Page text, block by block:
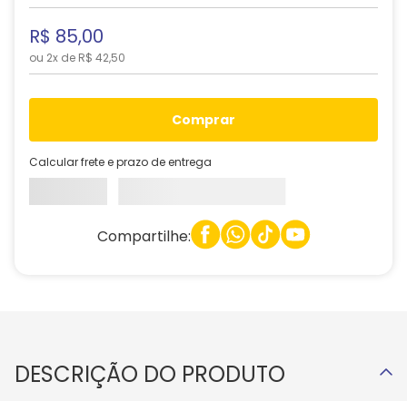
R$ 85,00
ou 2x de R$ 42,50
comprar
Calcular frete e prazo de entrega
Compartilhe:
DESCRIÇÃO DO PRODUTO